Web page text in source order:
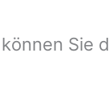
Sie